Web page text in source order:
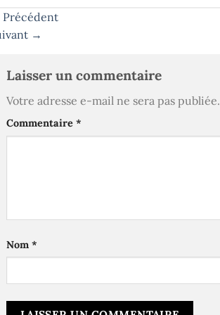
Précédent
→
Laisser un commentaire
Votre adresse e-mail ne sera pas publiée.
Commentaire *
Nom *